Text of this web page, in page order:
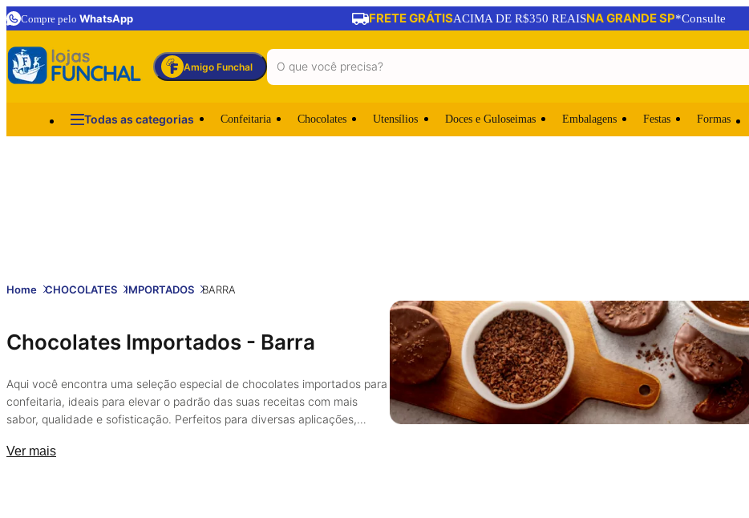
Compre pelo WhatsApp FRETE GRÁTISACIMA DE R$350 REAISNA GRANDE SP*Consulte
Amigo Funchal
Todas as categorias Confeitaria Chocolates Utensílios Doces e Guloseimas Embalagens Festas Formas
Home CHOCOLATES IMPORTADOS BARRA
Chocolates Importados - Barra
Aqui você encontra uma seleção especial de chocolates importados para
confeitaria, ideais para elevar o padrão das suas receitas com mais
sabor, qualidade e sofisticação. Perfeitos para diversas aplicações,
cada preparo.
Ver mais
17% OFF